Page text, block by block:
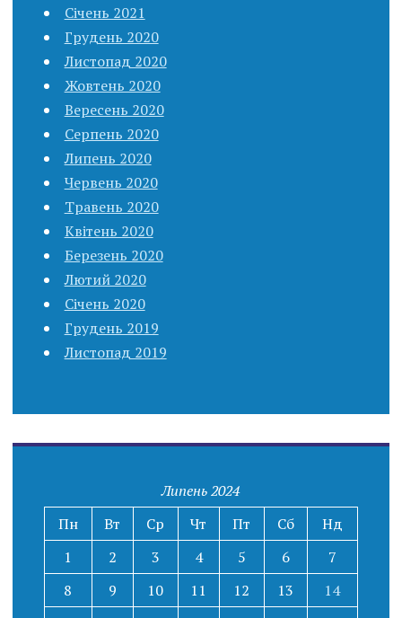
Січень 2021
Грудень 2020
Листопад 2020
Жовтень 2020
Вересень 2020
Серпень 2020
Липень 2020
Червень 2020
Травень 2020
Квітень 2020
Березень 2020
Лютий 2020
Січень 2020
Грудень 2019
Листопад 2019
Липень 2024
Пн
Вт Ср Чт Пт Сб
Нд
1
2 3 4 5 6
7
8
9 10 11 12 13
14